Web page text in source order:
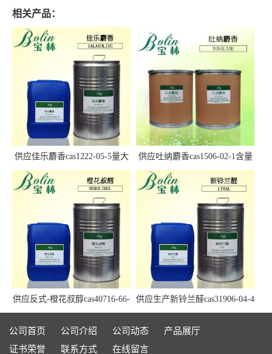
相关产品：
供应佳乐麝香cas1222-05-5量大
优惠
供应吐纳麝香cas1506-02-1含量
97.5%+
供应反式-橙花叔醇cas40716-66-
3现货
供应生产新铃兰醛cas31906-04-4
现货Lyral
公司首页 公司介绍 公司动态
产品展厅
证书荣誉
联系方式 在线留言